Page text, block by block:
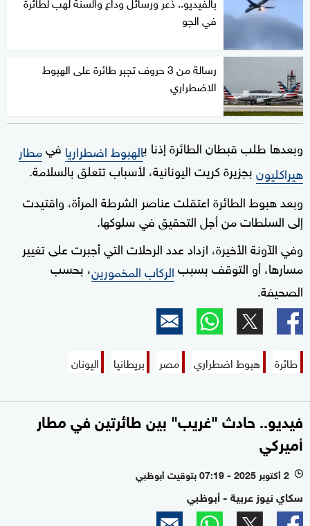
في الجو
رسالة من 3 حروف تجبر طائرة على الهبوط
الاضطراري
وبعدها طلب قبطان الطائرة إذنا بالهبوط اضطراريا فيمطار
هيراكليونبجزيرة كريت اليونانية، لأسباب تتعلق بالسلامة.
وبعد هبوط الطائرة اعتقلت عناصر الشرطة المرأة، واقتيدت
إلى السلطات من أجل التحقيق في سلوكها.
وفي الآونة الأخيرة، ازداد عدد الرحلات التي أجبرت على تغيير
مسارها، أو التوقف بسببالركاب المخمورين، بحسب
الصحيفة.
طائرة هبوط اضطراري مصر بريطانيا اليونان
فيديو.. حادث "غريب" بين طائرتين في مطار
أميركي
l 2 أكتوبر 2025 - 07:19 بتوقيت أبوظبي
سكاي نيوز عربية - أبوظبي